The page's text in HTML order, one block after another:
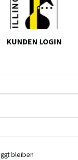
KUNDEN LOGIN
bleiben